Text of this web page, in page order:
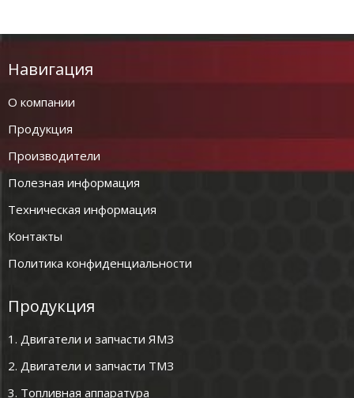
Навигация
О компании
Продукция
Производители
Полезная информация
Техническая информация
Контакты
Политика конфиденциальности
Продукция
1. Двигатели и запчасти ЯМЗ
2. Двигатели и запчасти ТМЗ
3. Топливная аппаратура